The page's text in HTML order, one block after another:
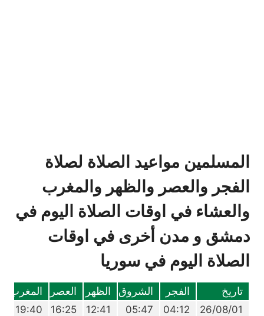
المسلمين مواعيد الصلاة لصلاة
الفجر والعصر والظهر والمغرب
والعشاء في اوقات الصلاة اليوم في
دمشق و مدن أخرى في اوقات
الصلاة اليوم في سوريا
تاريخ الفجر الشروق الظهر العصر المغرب
26/08/01
04:12
05:47
12:41
16:25
19:40